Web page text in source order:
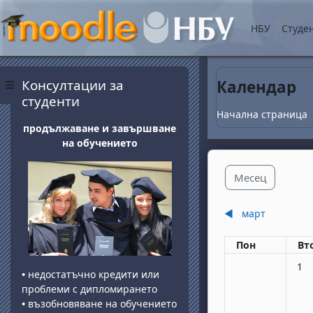
Прескочи на
Страничен панел
НБУ
Календар
Начална страница
Месец
◀︎ март
Понеделник
Пон
1
Блокове
Консултации за
студенти
продължаване и завършване
на обучението
• недостатъчно кредити или
проблеми с дипломирането
• възобновяване на обучението